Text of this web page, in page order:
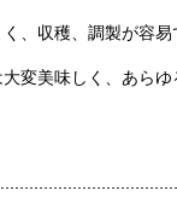
、収穫、調製が容易
変美味しく、あら